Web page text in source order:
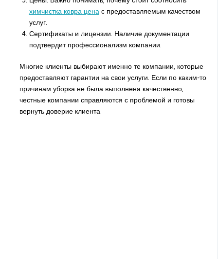
химчистка ковра ценас предоставляемым качеством
услуг.
Сертификаты и лицензии. Наличие документации
подтвердит профессионализм компании.
Многие клиенты выбирают именно те компании, которые
предоставляют гарантии на свои услуги. Если по каким-то
причинам уборка не была выполнена качественно,
честные компании справляются с проблемой и готовы
вернуть доверие клиента.